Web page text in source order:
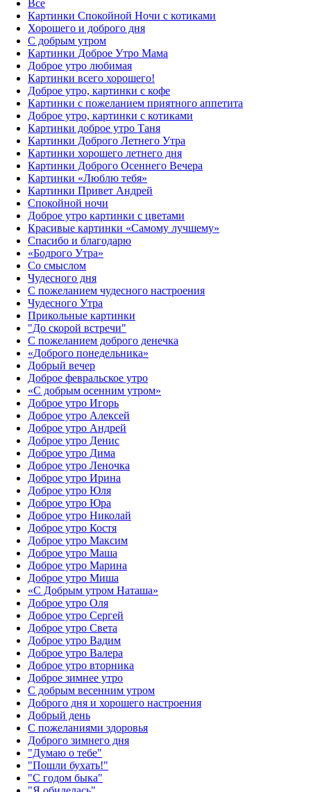
Все
Картинки Спокойной Ночи с котиками
Хорошего и доброго дня
С добрым утром
Картинки Доброе Утро Мама
Доброе утро любимая
Картинки всего хорошего!
Доброе утро, картинки с кофе
Картинки с пожеланием приятного аппетита
Доброе утро, картинки с котиками
Картинки доброе утро Таня
Картинки Доброго Летнего Утра
Картинки хорошего летнего дня
Картинки Доброго Осеннего Вечера
Картинки «Люблю тебя»
Картинки Привет Андрей
Спокойной ночи
Доброе утро картинки с цветами
Красивые картинки «Самому лучшему»
Спасибо и благодарю
«‎Бодрого Утра»‎
Со смыслом
Чудесного дня
С пожеланием чудесного настроения
Чудесного Утра
Прикольные картинки
"До скорой встречи"
С пожеланием доброго денечка
«Доброго понедельника»‎
Добрый вечер
Доброе февральское утро
«С добрым осенним утром»‎
Доброе утро Игорь
Доброе утро Алексей
Доброе утро Андрей
Доброе утро Денис
Доброе утро Дима
Доброе утро Леночка
Доброе утро Ирина
Доброе утро Юля
Доброе утро Юра
Доброе утро Николай
Доброе утро Костя
Доброе утро Максим
Доброе утро Маша
Доброе утро Марина
Доброе утро Миша
«С Добрым утром Наташа»
Доброе утро Оля
Доброе утро Сергей
Доброе утро Света
Доброе утро Вадим
Доброе утро Валера
Доброе утро вторника
Доброе зимнее утро
С добрым весенним утром
Доброго дня и хорошего настроения
Добрый день
С пожеланиями здоровья
Доброго зимнего дня
"Думаю о тебе"
"Пошли бухать!"
"С годом быка"